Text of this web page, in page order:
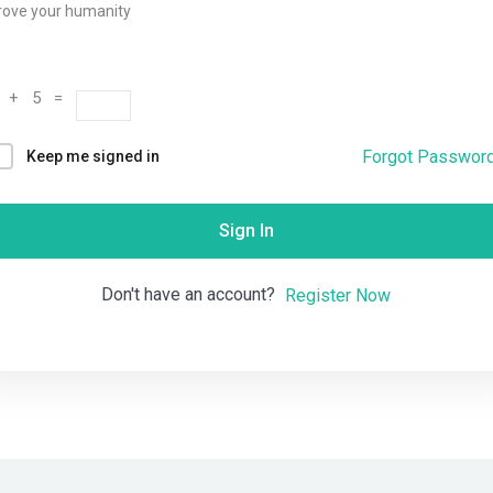
your humanity
+ 5 =
Keep me signed in Forgot
Sign In
Don't have an account? Register Now